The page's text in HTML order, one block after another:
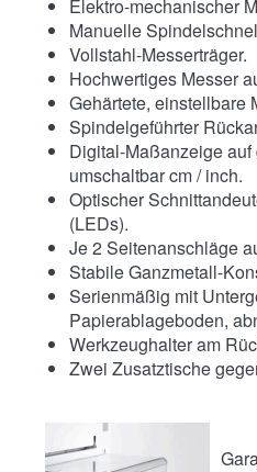
Elektro-mechanischer
Manuelle
Vollstahl-Messerträger.
Hochwertiges Messer
Gehärtete, einstellbare
Spindelgeführter
Digital-Maßanzeige auf
umschaltbar cm / inch.
Optischer
(LEDs).
Je 2 Seitenanschläge
Stabile Ganzmetall-
Serienmäßig mit
Papierablageboden,
Werkzeughalter am
Zwei Zusatztische